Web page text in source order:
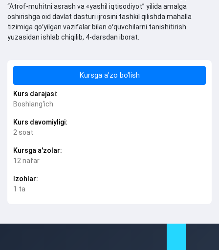
“Atrof-muhitni asrash va «yashil iqtisodiyot” yilida amalga
oshirishga oid davlat dasturi ijrosini tashkil qilishda mahalla
tizimiga qoʻyilgan vazifalar bilan oʻquvchilarni tanishitirish
yuzasidan ishlab chiqilib, 4-darsdan iborat.
Kursga a'zo bo'lish
Kurs darajasi:
Boshlang‘ich
Kurs davomiyligi:
2 soat
Kursga a'zolar:
12 nafar
Izohlar:
1 ta